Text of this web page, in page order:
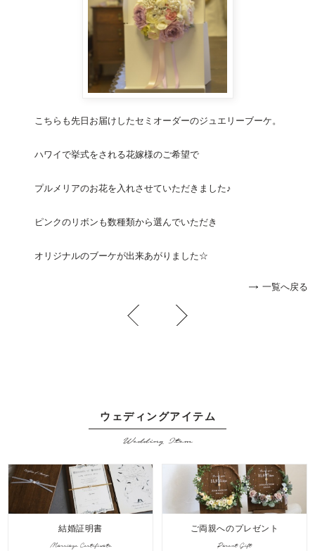
こちらも先日お届けしたセミオーダーのジュエリーブーケ。
ハワイで挙式をされる花嫁様のご希望で
プルメリアのお花を入れさせていただきました♪
ピンクのリボンも数種類から選んでいただき
オリジナルのブーケが出来あがりました☆
一覧へ戻る
ウェディングアイテム
Wedding Item
結婚証明書
Marriage Certificate
ご両親へのプレゼント
Parent Gift